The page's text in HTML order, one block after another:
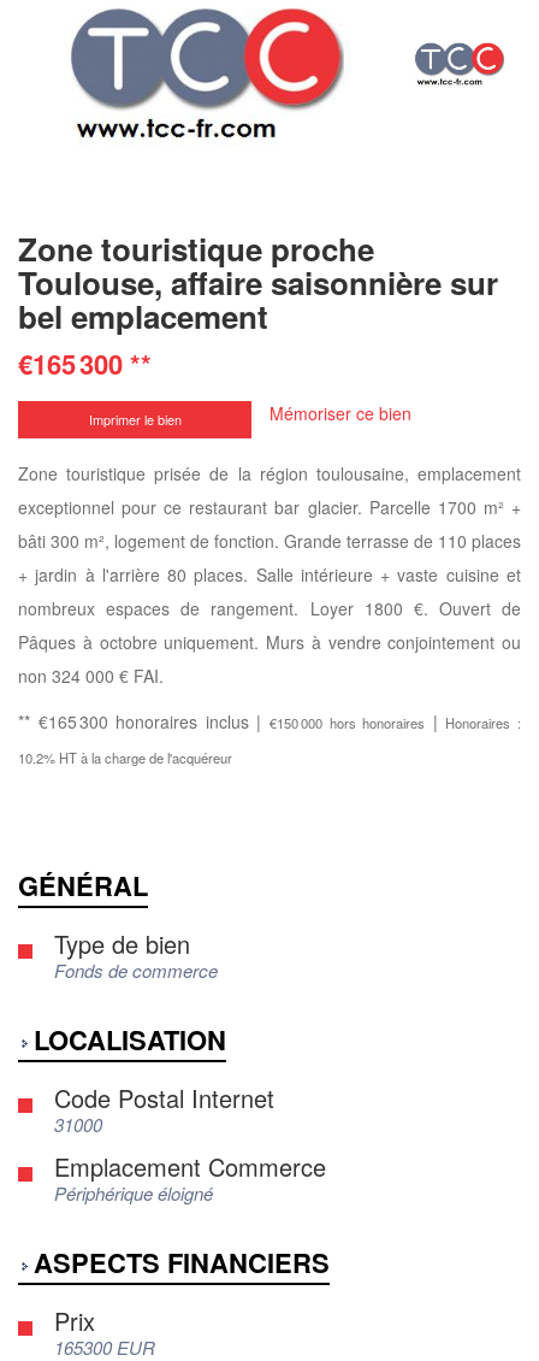
Zone touristique proche
Toulouse, affaire saisonnière sur
bel emplacement
€165 300**
Imprimer le bien Mémoriser ce bien
Zone touristique prisée de la région toulousaine, emplacement
exceptionnel pour ce restaurant bar glacier. Parcelle 1700 m² +
bâti 300 m², logement de fonction. Grande terrasse de 110 places
+ jardin à l'arrière 80 places. Salle intérieure + vaste cuisine et
nombreux espaces de rangement. Loyer 1800 €. Ouvert de
Pâques à octobre uniquement. Murs à vendre conjointement ou
non 324 000 € FAI.
** €165 300 honoraires inclus |€150 000 hors honoraires | Honoraires :
10.2% HT à la charge de l'acquéreur
GÉNÉRAL
Type de bien
Fonds de commerce
LOCALISATION
Code Postal Internet
31000
Emplacement Commerce
Périphérique éloigné
ASPECTS FINANCIERS
Prix
165300 EUR